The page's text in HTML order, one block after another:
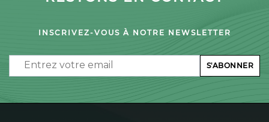
INSCRIVEZ-VOUS À NOTRE NEWSLETTER
Email S'ABONNER